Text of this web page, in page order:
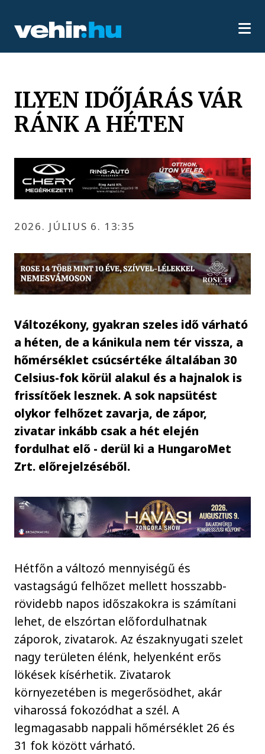
ILYEN IDŐJÁRÁS VÁR
RÁNK A HÉTEN
2026. JÚLIUS 6. 13:35
Változékony, gyakran szeles idő várható
a héten, de a kánikula nem tér vissza, a
hőmérséklet csúcsértéke általában 30
Celsius-fok körül alakul és a hajnalok is
frissítőek lesznek. A sok napsütést
olykor felhőzet zavarja, de zápor,
zivatar inkább csak a hét elején
fordulhat elő - derül ki a HungaroMet
Zrt. előrejelzéséből.
Hétfőn a változó mennyiségű és
vastagságú felhőzet mellett hosszabb-
rövidebb napos időszakokra is számítani
lehet, de elszórtan előfordulhatnak
záporok, zivatarok. Az északnyugati szelet
nagy területen élénk, helyenként erős
lökések kísérhetik. Zivatarok
környezetében is megerősödhet, akár
viharossá fokozódhat a szél. A
legmagasabb nappali hőmérséklet 26 és
31 fok között várható.